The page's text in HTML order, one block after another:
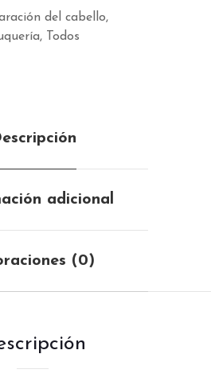
del cabello
Todos
adicional
(0)